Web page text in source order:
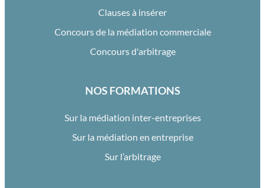
Clauses à insérer
Concours de la médiation commerciale
Concours d'arbitrage
NOS FORMATIONS
Sur la médiation inter-entreprises
Sur la médiation en entreprise
Sur l’arbitrage